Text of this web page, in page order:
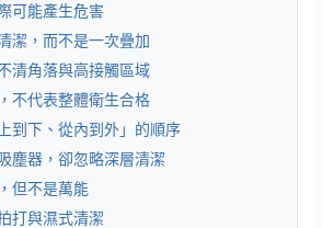
可能產生危害
潔，而不是一次疊加
清角落與高接觸區域
不代表整體衛生合格
到下、從內到外」的順序
塵器，卻忽略深層清潔
但不是萬能
打與濕式清潔